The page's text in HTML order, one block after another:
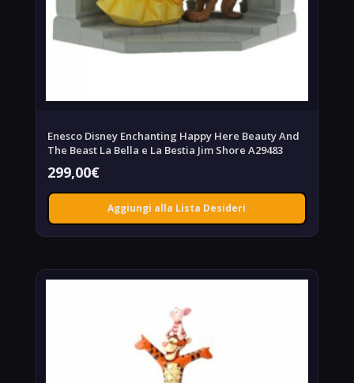
Enesco Disney Enchanting Happy Here Beauty And
The Beast La Bella e La Bestia Jim Shore A29483
299,00€
Aggiungi alla Lista Desideri